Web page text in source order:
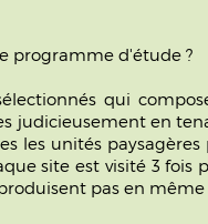
programme d'étude ?
qui
judicieusement en
les unités
site est visité 3
pas en